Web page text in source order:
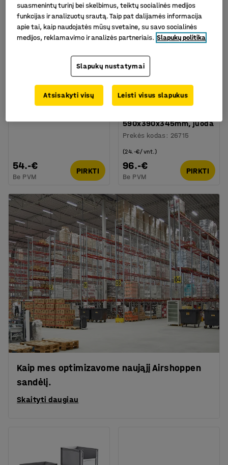
Galima rinktis skirtingus
Spinta su 45 dėžutėmis
Prekės kodas:22929
54.-€
Be PVM
PIRKTI
Galima rinktis skirtingus
Plastikinė dėžė NOLAN
su dangčiu, 50L, 4
590x390x345mm, juoda
Prekės kodas : 26715
96.-€
(24.-€/vnt.)
Be PVM
PIRKTI
Kaip mes optimizavome naująjį Airshoppen
sandėlį.
Skaityti daugiau
suasmenintų turinį bei skelbimus, teiktų socialinės medijos
funkcijas ir analizuotų srautą. Taip pat dalijamės informacija
apie tai, kaip naudojatės mūsų svetaine, su savo socialinės
medijos, reklamavimo ir analizės partneriais. Slapukų politika
Slapukų nustatymai
Atsisakyti visų Leisti visus slapukus